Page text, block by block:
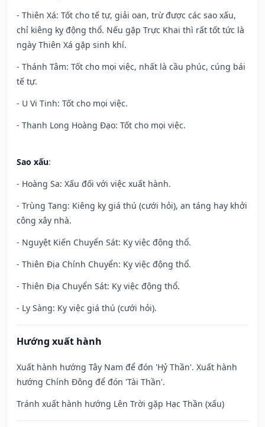
- Thiên Xá: Tốt cho tế tự, giải oan, trừ được các sao xấu,
chỉ kiêng kỵ động thổ. Nếu gặp Trực Khai thì rất tốt tức là
ngày Thiên Xá gặp sinh khí.
- Thánh Tâm: Tốt cho mọi việc, nhất là cầu phúc, cúng bái
tế tự.
- U Vi Tinh: Tốt cho mọi việc.
- Thanh Long Hoàng Đạo: Tốt cho mọi việc.
Sao xấu:
- Hoàng Sa: Xấu đối với việc xuất hành.
- Trùng Tang: Kiêng kỵ giá thú (cưới hỏi), an táng hay khởi
công xây nhà.
- Nguyệt Kiến Chuyển Sát: Kỵ việc động thổ.
- Thiên Địa Chính Chuyển: Kỵ việc động thổ.
- Thiên Địa Chuyển Sát: Kỵ việc động thổ.
- Ly Sàng: Kỵ việc giá thú (cưới hỏi).
Hướng xuất hành
Xuất hành hướng Tây Nam để đón 'Hỷ Thần'. Xuất hành
hướng Chính Đông để đón 'Tài Thần'.
Tránh xuất hành hướng Lên Trời gặp Hạc Thần (xấu)